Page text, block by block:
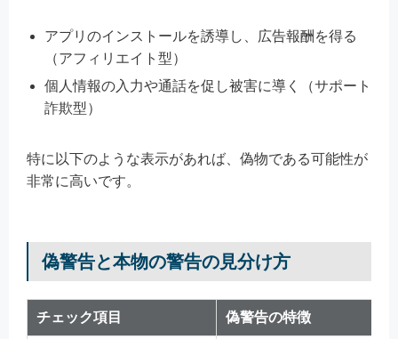
アプリのインストールを誘導し、広告報酬を得る
（アフィリエイト型）
個人情報の入力や通話を促し被害に導く（サポート
詐欺型）
特に以下のような表示があれば、偽物である可能性が
非常に高いです。
偽警告と本物の警告の見分け方
チェック項目 偽警告の特徴